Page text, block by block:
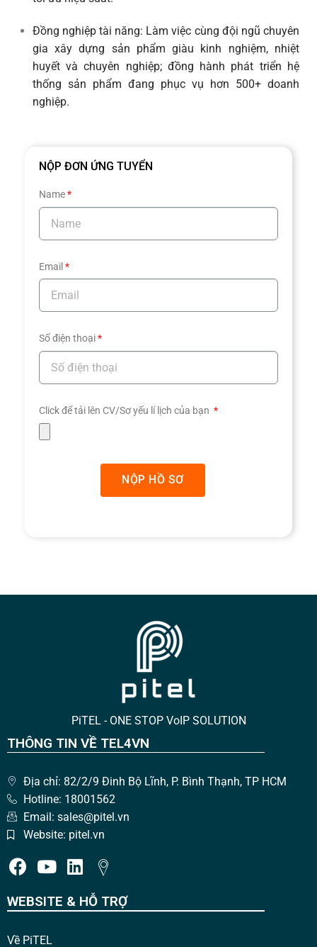
Đồng nghiệp tài năng: Làm việc cùng đội ngũ chuyên
gia xây dựng sản phẩm giàu kinh nghiệm, nhiệt
huyết và chuyên nghiệp; đồng hành phát triển hệ
thống sản phẩm đang phục vụ hơn 500+ doanh
nghiệp.
NỘP ĐƠN ỨNG TUYỂN
Name
Email
Số điện thoại
Click để tải lên CV/Sơ yếu lí lịch của bạn
NỘP HỒ SƠ
PiTEL - ONE STOP VoIP SOLUTION
THÔNG TIN VỀ TEL4VN
Địa chỉ: 82/2/9 Đinh Bộ Lĩnh, P. Bình Thạnh, TP HCM
Hotline: 18001562
Email: sales@pitel.vn
Website: pitel.vn
WEBSITE & HỖ TRỢ
Về PiTEL